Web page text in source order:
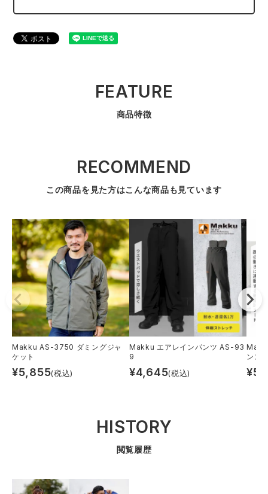
FEATURE
商品特徴
RECOMMEND
この商品を見た方はこんな商品も見ています
Makku AS-3750 ダミングジャ
ケット
¥5,855(税込)
Makku エアレインパンツ AS-93
9
¥4,645(税込)
ンス
¥
HISTORY
閲覧履歴